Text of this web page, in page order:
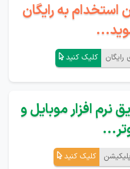
استخدام به رایگان
کلیک کنید
نرم افزار موبایل و
کلیک کنید